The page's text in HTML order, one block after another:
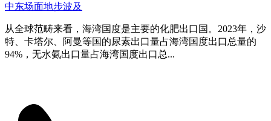
中东场面地步波及
从全球范畴来看，海湾国度是主要的化肥出口国。2023年，沙
特、卡塔尔、阿曼等国的尿素出口量占海湾国度出口总量的
94%，无水氨出口量占海湾国度出口总...